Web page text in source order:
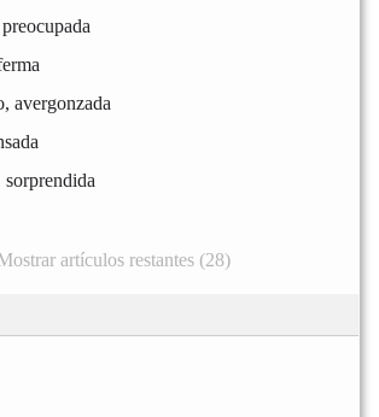
avergonzada
artículos restantes (28)